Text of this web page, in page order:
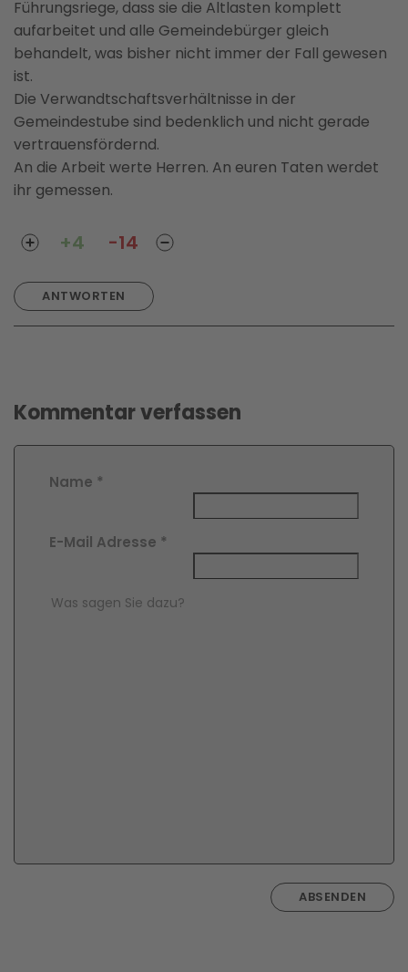
Führungsriege, dass sie die Altlasten komplett
aufarbeitet und alle Gemeindebürger gleich
behandelt, was bisher nicht immer der Fall gewesen
ist.
Die Verwandtschaftsverhältnisse in der
Gemeindestube sind bedenklich und nicht gerade
vertrauensfördernd.
An die Arbeit werte Herren. An euren Taten werdet
ihr gemessen.
ANTWORTEN
+4 -14
Kommentar verfassen
Name *
E-Mail Adresse *
Comment Text*
ABSENDEN